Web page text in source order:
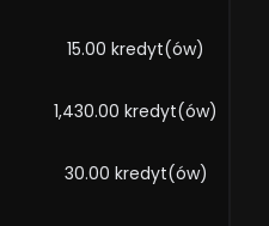
15.00 kredyt(ów)
1,430.00 kredyt(ów)
30.00 kredyt(ów)